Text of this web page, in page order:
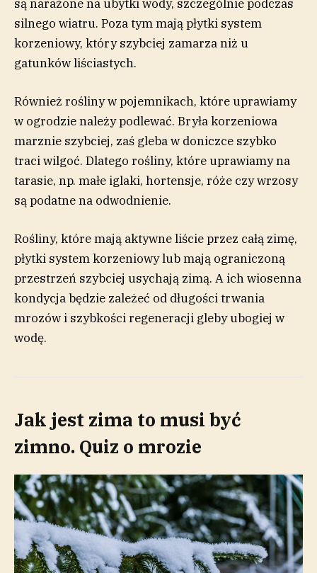
są narażone na ubytki wody, szczególnie podczas
silnego wiatru. Poza tym mają płytki system
korzeniowy, który szybciej zamarza niż u
gatunków liściastych.
Również rośliny w pojemnikach, które uprawiamy
w ogrodzie należy podlewać. Bryła korzeniowa
marznie szybciej, zaś gleba w doniczce szybko
traci wilgoć. Dlatego rośliny, które uprawiamy na
tarasie, np. małe iglaki, hortensje, róże czy wrzosy
są podatne na odwodnienie.
Rośliny, które mają aktywne liście przez całą zimę,
płytki system korzeniowy lub mają ograniczoną
przestrzeń szybciej usychają zimą. A ich wiosenna
kondycja będzie zależeć od długości trwania
mrozów i szybkości regeneracji gleby ubogiej w
wodę.
Jak jest zima to musi być
zimno. Quiz o mrozie